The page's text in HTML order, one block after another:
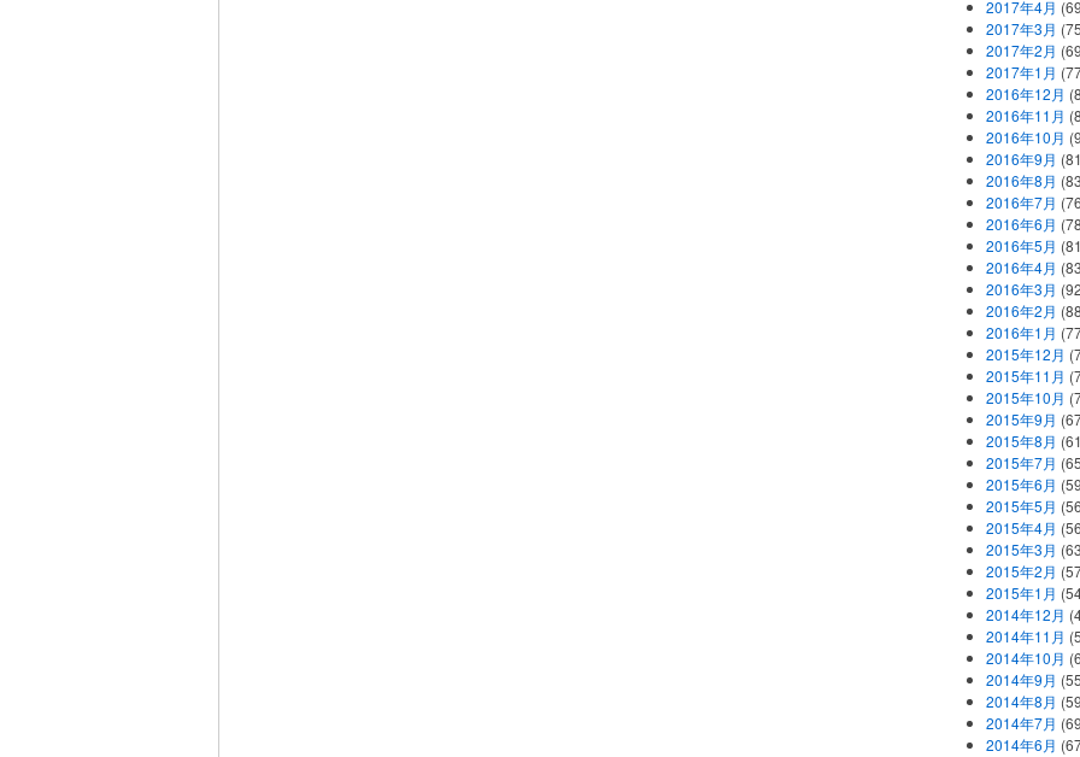
2017年4月
2017年3月
2017年2月
2017年1月
2016年12月
2016年11月
2016年10月
2016年9月
2016年8月
2016年7月
2016年6月
2016年5月
2016年4月
2016年3月
2016年2月
2016年1月
2015年12月
2015年11月
2015年10月
2015年9月
2015年8月
2015年7月
2015年6月
2015年5月
2015年4月
2015年3月
2015年2月
2015年1月
2014年12月
2014年11月
2014年10月
2014年9月
2014年8月
2014年7月
2014年6月